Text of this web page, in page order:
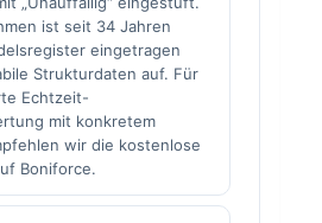
ist seit 34 Jahren
eingetragen
Strukturdaten auf. Für
Echtzeit-
mit konkretem
wir die kostenlose
Boniforce.